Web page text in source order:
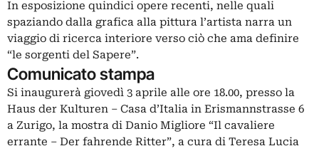
In esposizione quindici opere recenti, nelle quali
spaziando dalla grafica alla pittura l’artista narra un
viaggio di ricerca interiore verso ciò che ama definire
“le sorgenti del Sapere”.
Comunicato stampa
Si inaugurerà giovedì 3 aprile alle ore 18.00, presso la
Haus der Kulturen – Casa d’Italia in Erismannstrasse 6
a Zurigo, la mostra di Danio Migliore “Il cavaliere
errante – Der fahrende Ritter”, a cura di Teresa Lucia